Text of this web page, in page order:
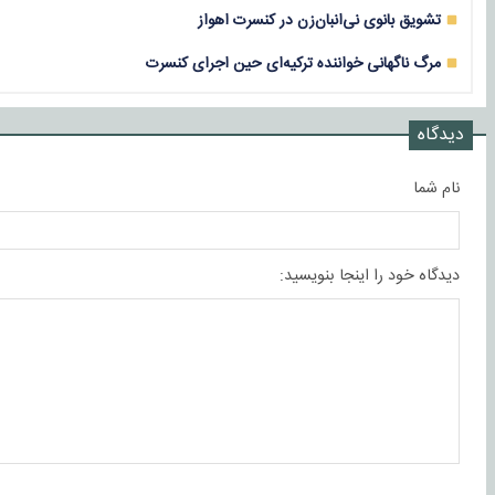
تشویق بانوی نی‌انبان‌زن در کنسرت اهواز
مرگ ناگهانی خواننده ترکیه‌ای حین اجرای کنسرت
دیدگاه
نام شما
دیدگاه خود را اینجا بنویسید: